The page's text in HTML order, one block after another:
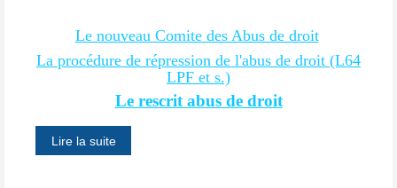
Le nouveau Comite des Abus de droit
La procédure de répression de l'abus de droit (L64
LPF et s.)
Le rescrit abus de droit
Lire la suite